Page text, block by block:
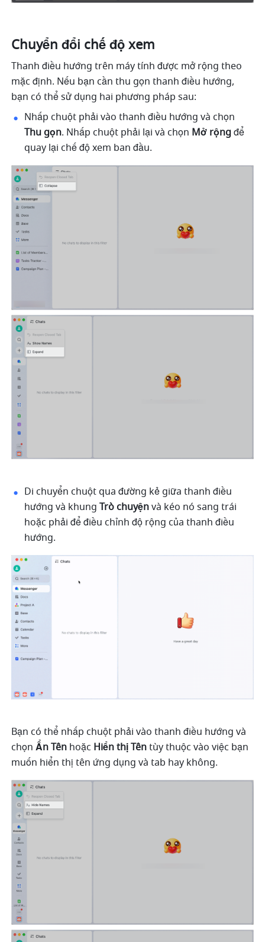
Chuyển đổi chế độ xem
Thanh điều hướng trên máy tính được mở rộng theo
mặc định. Nếu bạn cần thu gọn thanh điều hướng,
bạn có thể sử dụng hai phương pháp sau:
Thu gọn. Nhấp chuột phải lại và chọn Mở rộng để
quay lại chế độ xem ban đầu.
Di chuyển chuột qua đường kẻ giữa thanh điều
hướng và khung Trò chuyện và kéo nó sang trái
hoặc phải để điều chỉnh độ rộng của thanh điều
hướng.
Bạn có thể nhấp chuột phải vào thanh điều hướng và
chọn Ẩn Tên hoặc Hiển thị Tên tùy thuộc vào việc bạn
muốn hiển thị tên ứng dụng và tab hay không.